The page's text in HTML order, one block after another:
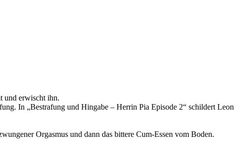
und erwischt ihn.
In „Bestrafung und Hingabe – Herrin Pia Episode 2“ schildert Leon
Orgasmus und dann das bittere Cum-Essen vom Boden.